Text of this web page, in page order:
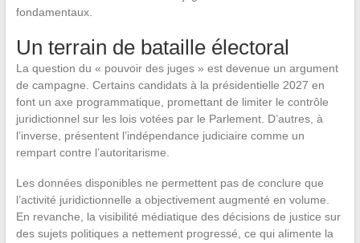
fondamentaux.
Un terrain de bataille électoral
La question du « pouvoir des juges » est devenue un argument
de campagne. Certains candidats à la présidentielle 2027 en
font un axe programmatique, promettant de limiter le contrôle
juridictionnel sur les lois votées par le Parlement. D’autres, à
l’inverse, présentent l’indépendance judiciaire comme un
rempart contre l’autoritarisme.
Les données disponibles ne permettent pas de conclure que
l’activité juridictionnelle a objectivement augmenté en volume.
En revanche, la visibilité médiatique des décisions de justice sur
des sujets politiques a nettement progressé, ce qui alimente la